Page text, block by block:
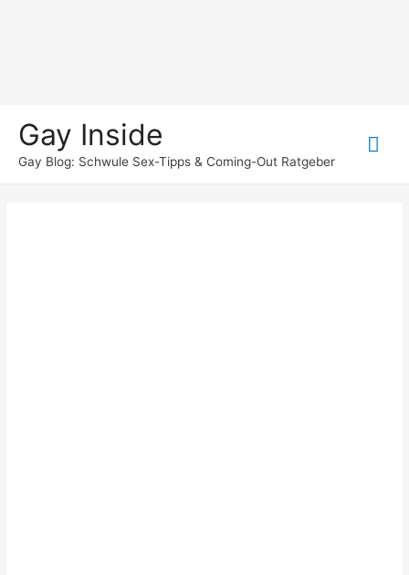
Gay Inside
Gay Blog: Schwule Sex-Tipps & Coming-Out Ratgeber